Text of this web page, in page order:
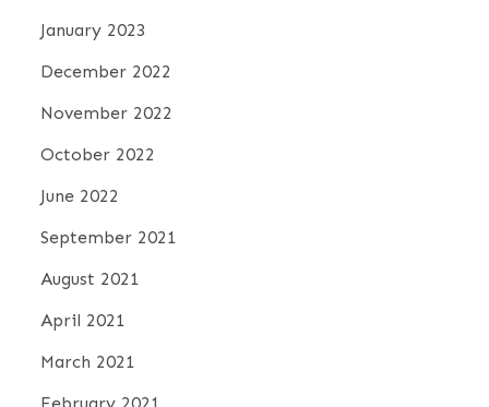
January 2023
December 2022
November 2022
October 2022
June 2022
September 2021
August 2021
April 2021
March 2021